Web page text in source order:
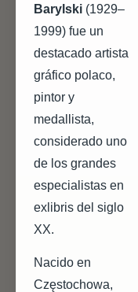
Barylski (1929–
1999) fue un
destacado artista
gráfico polaco,
pintor y
medallista,
considerado uno
de los grandes
especialistas en
exlibris del siglo
XX.
Nacido en
Częstochowa,